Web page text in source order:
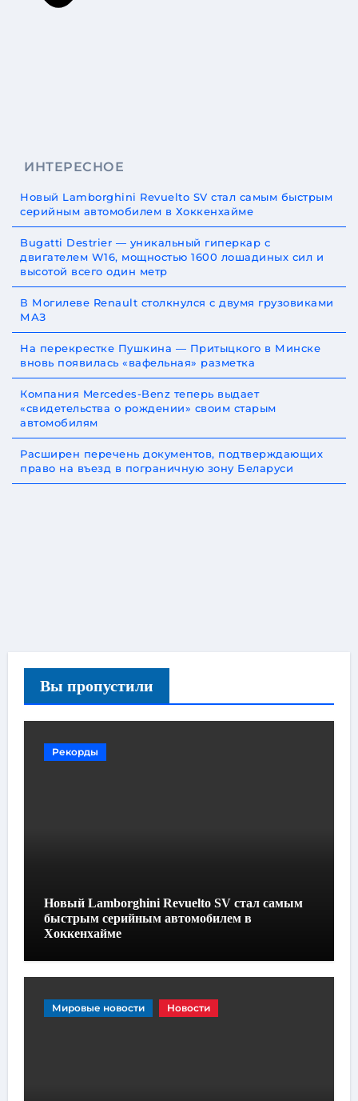
ИНТЕРЕСНОЕ
Новый Lamborghini Revuelto SV стал самым быстрым
серийным автомобилем в Хоккенхайме
Bugatti Destrier — уникальный гиперкар с
двигателем W16, мощностью 1600 лошадиных сил и
высотой всего один метр
В Могилеве Renault столкнулся с двумя грузовиками
МАЗ
На перекрестке Пушкина — Притыцкого в Минске
вновь появилась «вафельная» разметка
Компания Mercedes-Benz теперь выдает
«свидетельства о рождении» своим старым
автомобилям
Расширен перечень документов, подтверждающих
право на въезд в пограничную зону Беларуси
Вы пропустили
Рекорды
Новый Lamborghini Revuelto SV стал самым
быстрым серийным автомобилем в
Хоккенхайме
Мировые новости Новости